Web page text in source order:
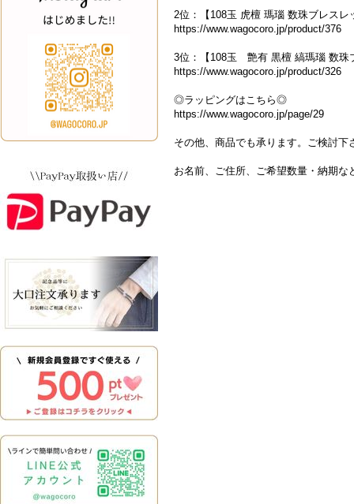
2位：【108玉 虎檀 瑪瑙 数珠ブレスレ
https://www.wagocoro.jp/product/376
3位：【108玉 艶有 黒檀 縞瑪瑙 数珠
https://www.wagocoro.jp/product/326
◎ラッピングはこちら◎
https://www.wagocoro.jp/page/29
その他、商品でも承ります。ご検討
お名前、ご住所、ご希望数量・納期